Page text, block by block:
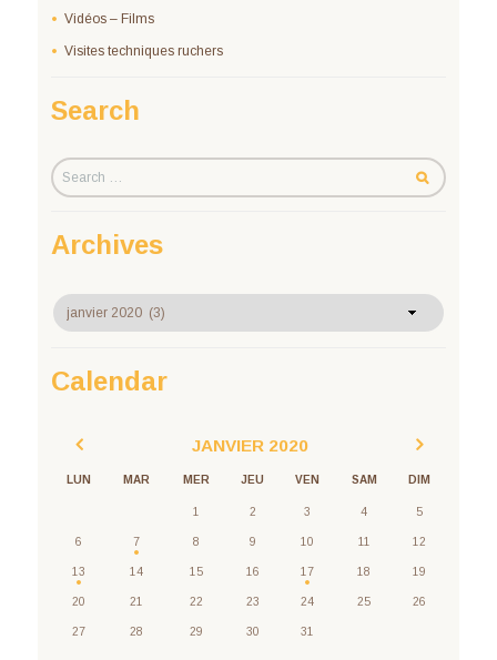
Vidéos – Films
Visites techniques ruchers
Search
Archives
Archives
Calendar
JANVIER 2020
LUN MAR MER JEU VEN SAM DIM
1 2 3 4 5
6 7 8 9 10 11 12
13 14 15 16 17 18 19
20 21 22 23 24 25 26
27 28 29 30 31